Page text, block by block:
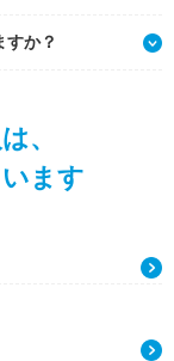
すか？
、
ます